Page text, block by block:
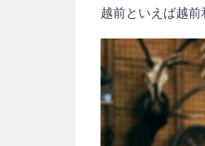
越前といえば越前